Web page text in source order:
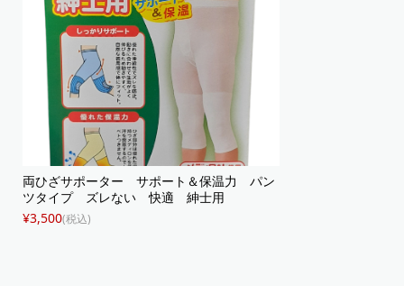
両ひざサポーター サポート＆保温力 パン
ツタイプ ズレない 快適 紳士用
¥3,500(税込)